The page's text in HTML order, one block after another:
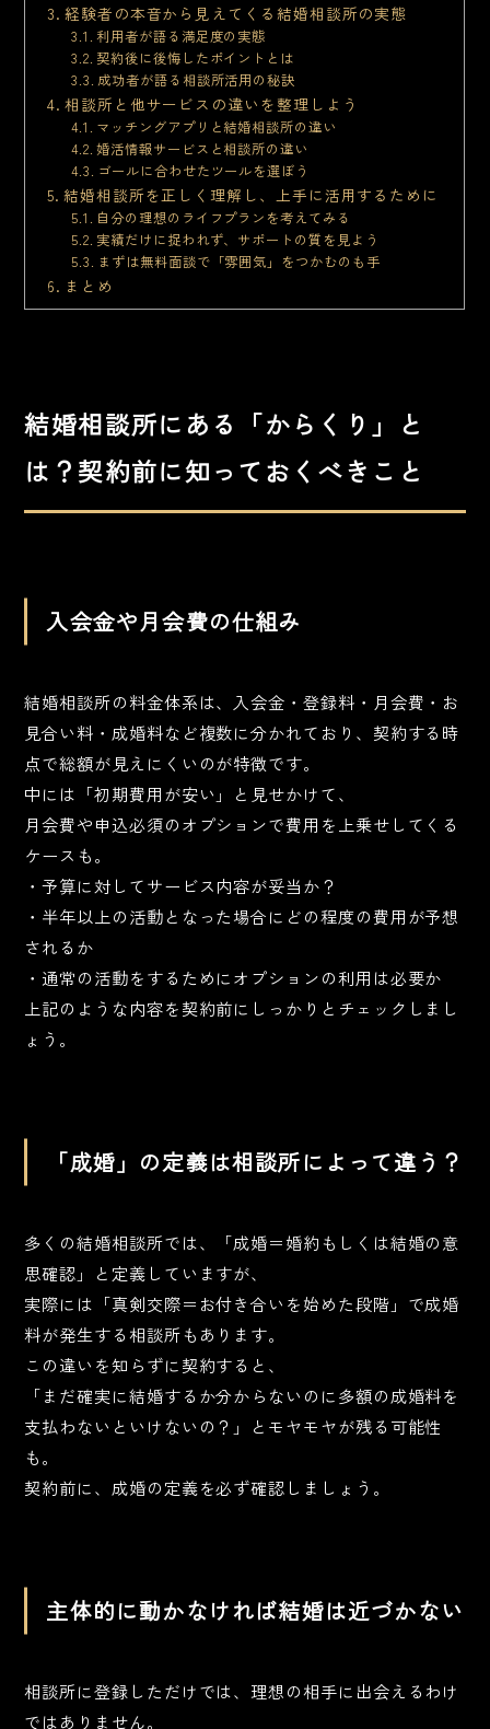
経験者の本音から見えてくる結婚相談所の実態
利用者が語る満足度の実態
契約後に後悔したポイントとは
成功者が語る相談所活用の秘訣
相談所と他サービスの違いを整理しよう
マッチングアプリと結婚相談所の違い
婚活情報サービスと相談所の違い
ゴールに合わせたツールを選ぼう
結婚相談所を正しく理解し、上手に活用するために
自分の理想のライフプランを考えてみる
実績だけに捉われず、サポートの質を見よう
まずは無料面談で「雰囲気」をつかむのも手
まとめ
結婚相談所にある「からくり」と
は？契約前に知っておくべきこと
入会金や月会費の仕組み
結婚相談所の料金体系は、入会金・登録料・月会費・お
見合い料・成婚料など複数に分かれており、契約する時
点で総額が見えにくいのが特徴です。
中には「初期費用が安い」と見せかけて、
月会費や申込必須のオプションで費用を上乗せしてくる
ケースも。
・予算に対してサービス内容が妥当か？
・半年以上の活動となった場合にどの程度の費用が予想
されるか
・通常の活動をするためにオプションの利用は必要か
上記のような内容を契約前にしっかりとチェックしまし
ょう。
「成婚」の定義は相談所によって違う？
多くの結婚相談所では、「成婚＝婚約もしくは結婚の意
思確認」と定義していますが、
実際には「真剣交際＝お付き合いを始めた段階」で成婚
料が発生する相談所もあります。
この違いを知らずに契約すると、
「まだ確実に結婚するか分からないのに多額の成婚料を
支払わないといけないの？」とモヤモヤが残る可能性
も。
契約前に、成婚の定義を必ず確認しましょう。
主体的に動かなければ結婚は近づかない
相談所に登録しただけでは、理想の相手に出会えるわけ
ではありません。